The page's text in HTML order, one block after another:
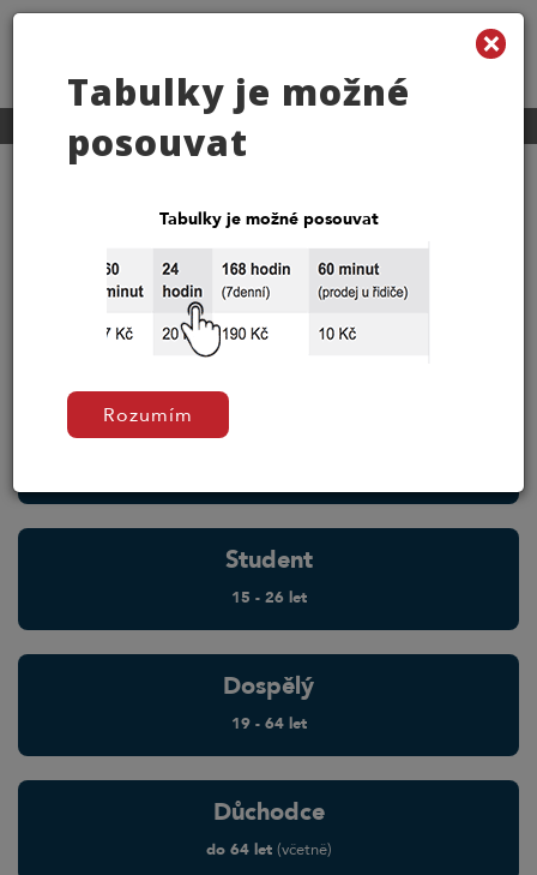
Tarif jízdného MHD
Tarif jízdného MHD
Bez­platná
přeprava
Student
15 - 26 let
Dospělý
19 - 64 let
Dů­chodce
do 64 let(včetně)
×
Tabulky je možné
posouvat
Tabulky je možné posouvat
Rozumím